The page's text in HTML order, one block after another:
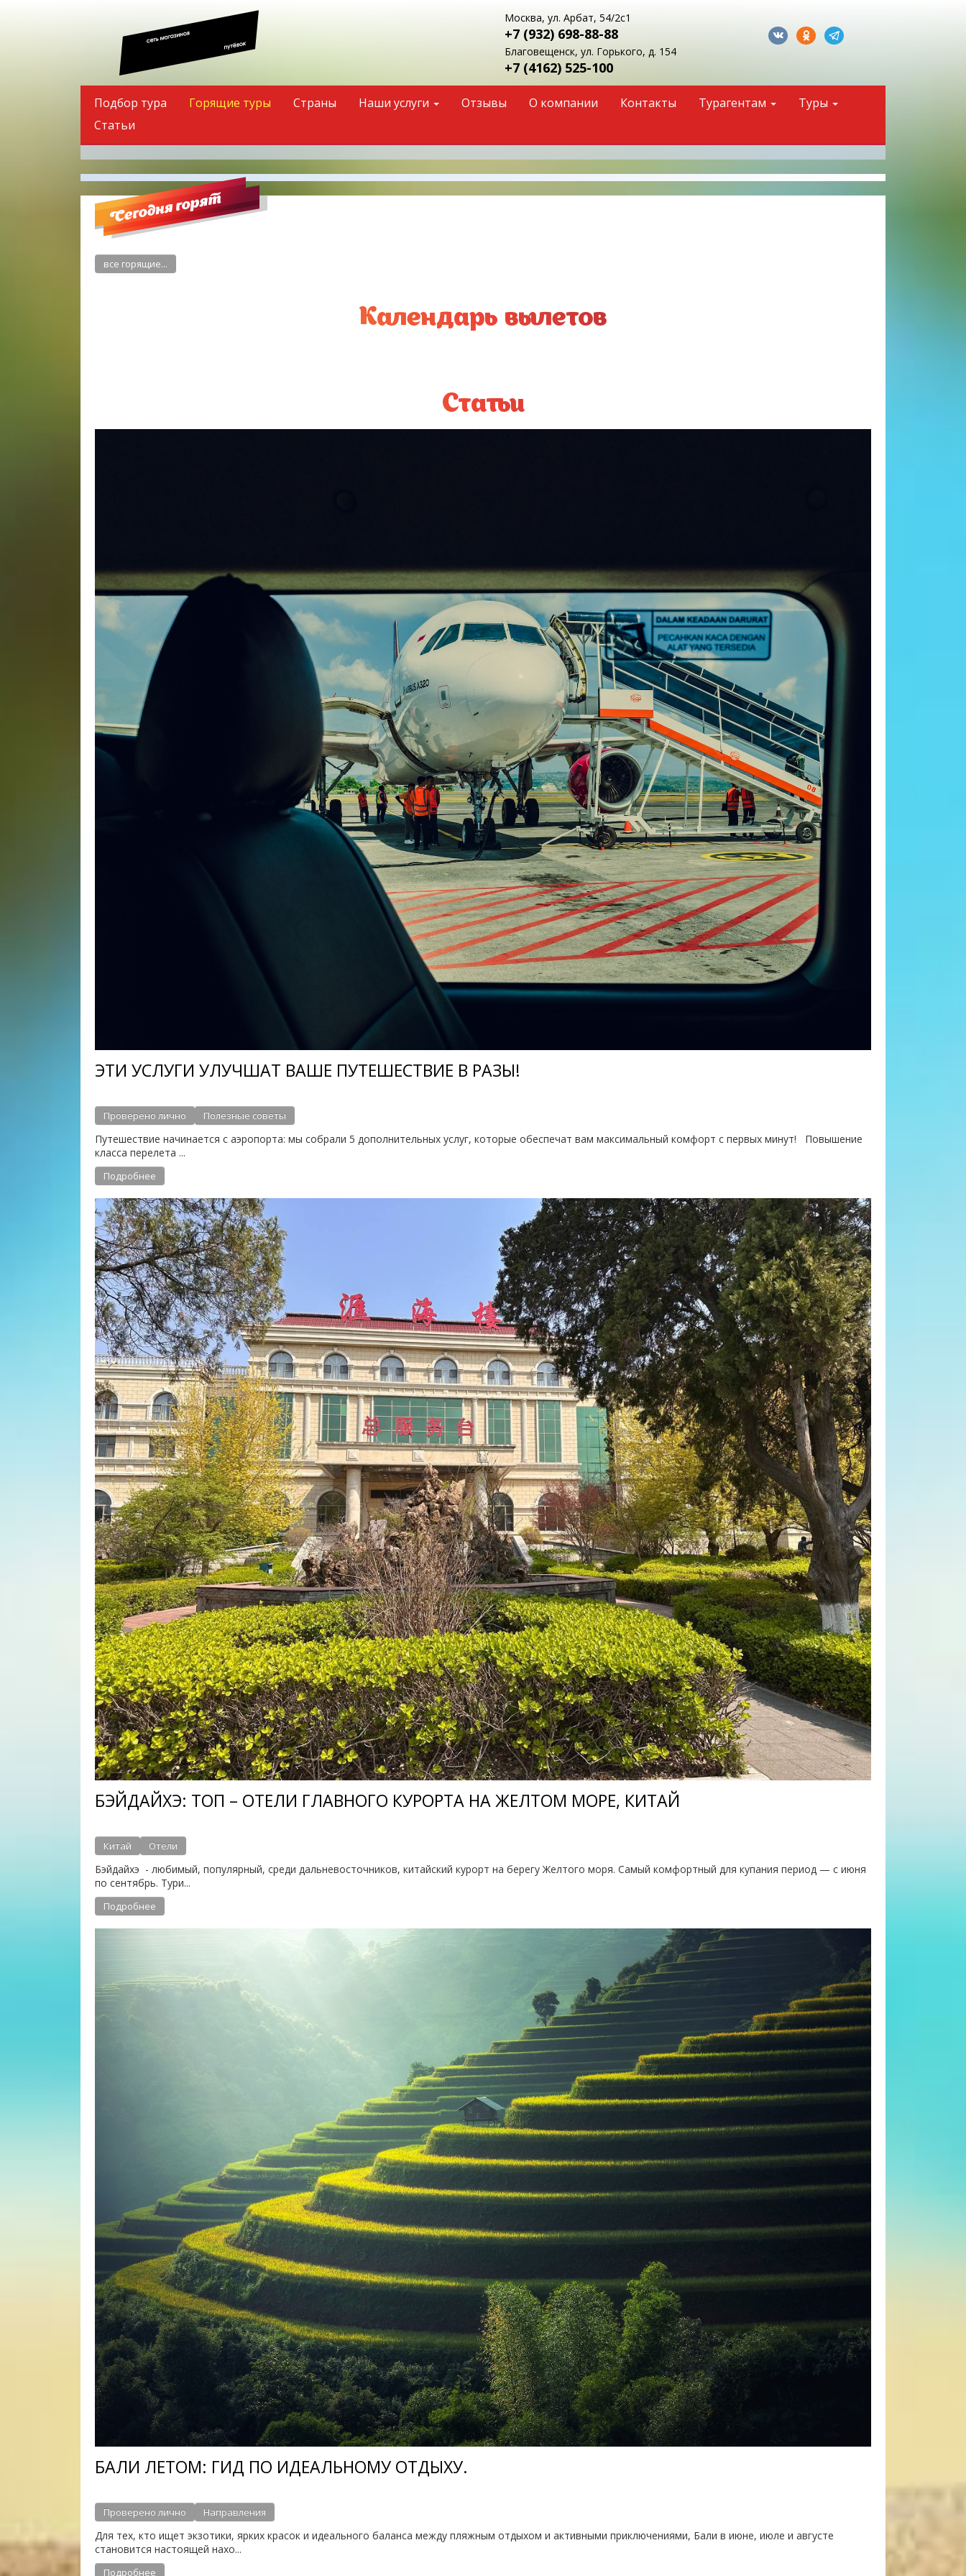
Москва, ул. Арбат, 54/2с1
+7 (932) 698-88-88
Благовещенск, ул. Горького, д. 154
+7 (4162) 525-100
Подбор тура Горящие туры Страны Наши услуги Отзывы О компании Контакты Турагентам
Туры
Статьи
все горящие...
Календарь вылетов
Статьи
ЭТИ УСЛУГИ УЛУЧШАТ ВАШЕ ПУТЕШЕСТВИЕ В РАЗЫ!
Проверено лично Полезные советы
Путешествие начинается с аэропорта: мы собрали 5 дополнительных услуг, которые обеспечат вам максимальный комфорт с первых минут! Повышение
класса перелета ...
Подробнее
БЭЙДАЙХЭ: ТОП – ОТЕЛИ ГЛАВНОГО КУРОРТА НА ЖЕЛТОМ МОРЕ, КИТАЙ
Китай Отели
Бэйдайхэ - любимый, популярный, среди дальневосточников, китайский курорт на берегу Желтого моря. Самый комфортный для купания период — с июня
по сентябрь. Тури...
Подробнее
БАЛИ ЛЕТОМ: ГИД ПО ИДЕАЛЬНОМУ ОТДЫХУ.
Проверено лично Направления
Для тех, кто ищет экзотики, ярких красок и идеального баланса между пляжным отдыхом и активными приключениями, Бали в июне, июле и августе
становится настоящей нахо...
Подробнее